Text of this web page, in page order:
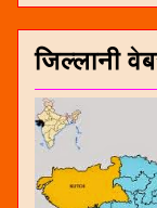
जिल्लानी